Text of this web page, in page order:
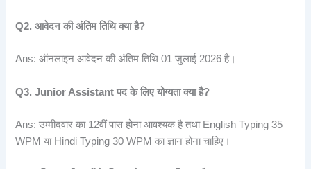
Q2.आवेदनकीअंतिमतिथिक्याहै?
Ans: ऑनलाइन आवेदन की अंतिम तिथि 01 जुलाई 2026 है।
Q3. Junior Assistantपदकेलिएयोग्यताक्याहै?
Ans: उम्मीदवार का 12वीं पास होना आवश्यक है तथा English Typing 35
WPM या Hindi Typing 30 WPM का ज्ञान होना चाहिए।